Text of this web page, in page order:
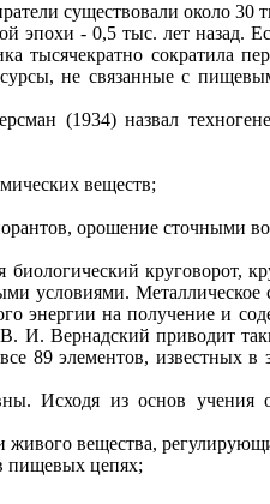
существовали около 30
эпохи - 0,5 тыс. лет назад.
тысячекратно сократила
не связанные с
(1934) назвал
веществ;
, орошение сточными
круговорот,
условиями. Металлическое
энергии на получение и
И. Вернадский приводит
89 элементов, известных
Исходя из основ учения
живого вещества,
пищевых цепях;